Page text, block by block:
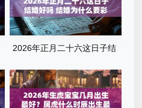
2026年正月二十六这日子结